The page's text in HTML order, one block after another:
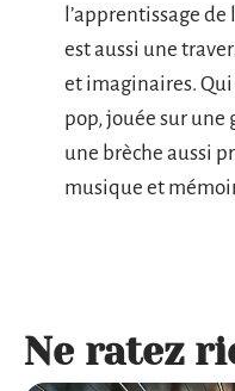
l’apprentissage de
est aussi une
et imaginaires. Qui
pop, jouée sur
une brèche aussi
musique et
Ne ratez